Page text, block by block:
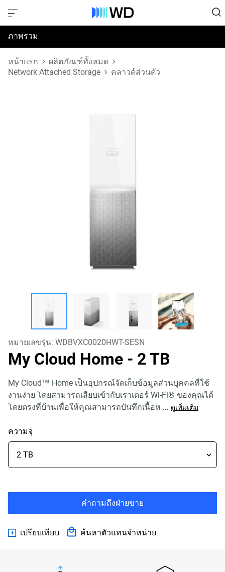
ภาพรวม
ข้อมูลจำเพาะ
หน้าแรก
ผลิตภัณฑ์ทั้งหมด
Network Attached Storage
คลาวด์ส่วนตัว
หมายเลขรุ่น: WDBVXC0020HWT-SESN
My Cloud Home - 2 TB
My Cloud™ Home เป็นอุปกรณ์จัดเก็บข้อมูลส่วนบุคคลที่ใช้
งานง่าย โดยสามารถเสียบเข้ากับเราเตอร์ Wi-Fi® ของคุณได้
โดยตรงที่บ้านเพื่อให้คุณสามารถบันทึกเนื้อห ... ดูเพิ่มเติม
ความจุ
คำถามถึงฝ่ายขาย
เปรียบเทียบ ค้นหาตัวแทนจำหน่าย